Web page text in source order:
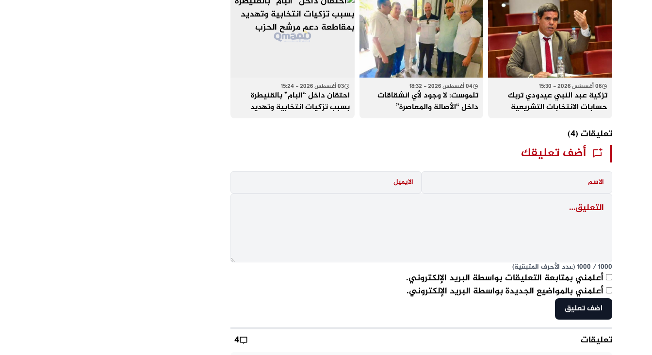
06 أغسطس 2026 - 15:30
تزكية عبد النبي عيدودي تربك
حسابات الانتخابات التشريعية
04 أغسطس 2026 - 18:32
تلموست: لا وجود لأي انشقاقات
داخل “الأصالة والمعاصرة”
03 أغسطس 2026 - 15:24
احتقان داخل “البام” بالقنيطرة
بسبب تزكيات انتخابية وتهديد
تعليقات (4)
أضف تعليقك
1000
/
1000(عدد الأحرف المتبقية)
أعلمني بمتابعة التعليقات بواسطة البريد الإلكتروني.
أعلمني بالمواضيع الجديدة بواسطة البريد الإلكتروني.
تعليقات
4